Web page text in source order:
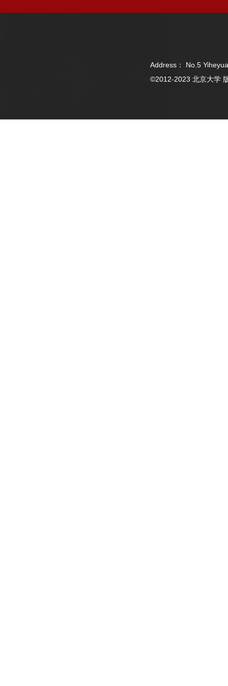
Address： No.5
©2012-2023 北京大学